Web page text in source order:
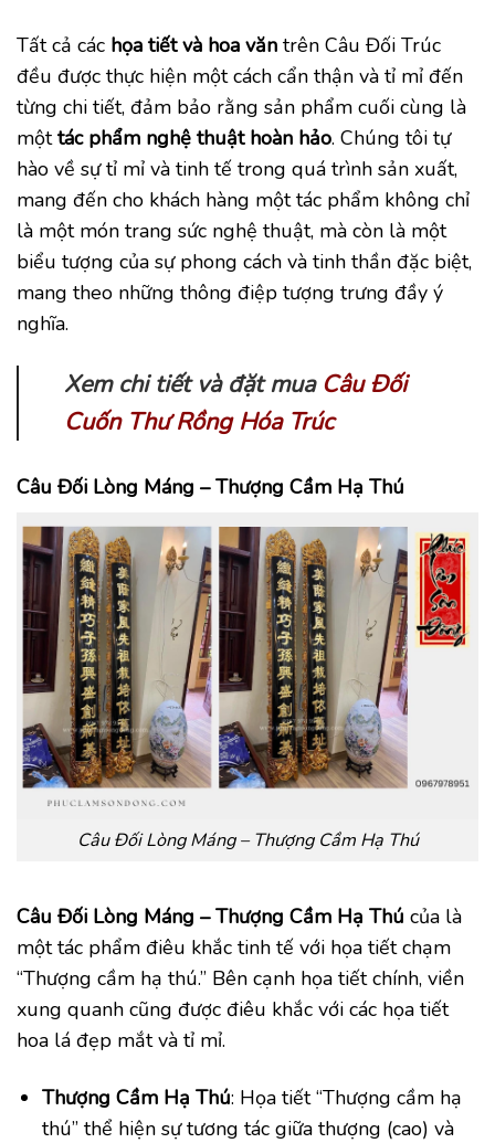
Tất cả các họa tiết và hoa văn trên Câu Đối Trúc
đều được thực hiện một cách cẩn thận và tỉ mỉ đến
từng chi tiết, đảm bảo rằng sản phẩm cuối cùng là
mộttác phẩm nghệ thuật hoàn hảo. Chúng tôi tự
hào về sự tỉ mỉ và tinh tế trong quá trình sản xuất,
mang đến cho khách hàng một tác phẩm không chỉ
là một món trang sức nghệ thuật, mà còn là một
biểu tượng của sự phong cách và tinh thần đặc biệt,
mang theo những thông điệp tượng trưng đầy ý
nghĩa.
Xem chi tiết và đặt mua Câu Đối
Cuốn Thư Rồng Hóa Trúc
Câu Đối Lòng Máng – Thượng Cầm Hạ Thú
Câu Đối Lòng Máng – Thượng Cầm Hạ Thú
Câu Đối Lòng Máng – Thượng Cầm Hạ Thú của là
một tác phẩm điêu khắc tinh tế với họa tiết chạm
“Thượng cầm hạ thú.” Bên cạnh họa tiết chính, viền
xung quanh cũng được điêu khắc với các họa tiết
hoa lá đẹp mắt và tỉ mỉ.
Thượng Cầm Hạ Thú: Họa tiết “Thượng cầm hạ
thú” thể hiện sự tương tác giữa thượng (cao) và